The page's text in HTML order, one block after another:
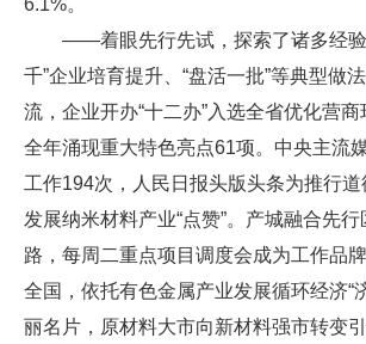
6.1%。
——着眼先行先试，探索了诸多经验
千”企业培育提升、“盘活一批”等典型做
流，企业开办“十二办”入选全省优化营商
全年涌现重大特色亮点61项。中央主流
工作194次，人民日报头版头条为推行道
发展纳米材料产业“点赞”。产城融合先
路，每周二重点项目调度会成为工作品
全国，依托有色金属产业发展循环经济“
丽名片，原材料大市向新材料强市转变